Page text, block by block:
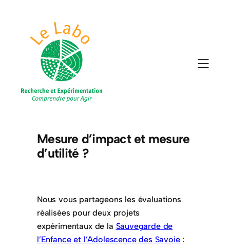
Mesure d’impact et mesure
d’utilité ?
Nous vous partageons les évaluations
réalisées pour deux projets
expérimentaux de la Sauvegarde de
l’Enfance et l’Adolescence des Savoie: